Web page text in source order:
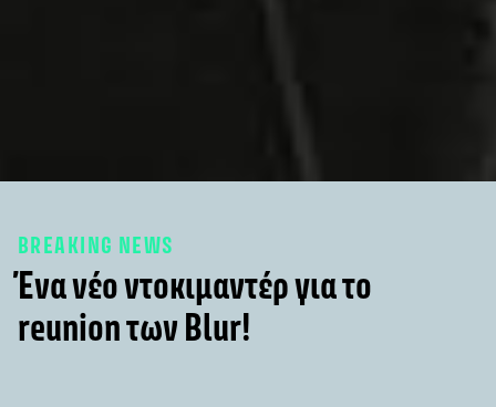
BREAKING NEWS
Ένα νέο ντοκιμαντέρ για το
reunion των Blur!